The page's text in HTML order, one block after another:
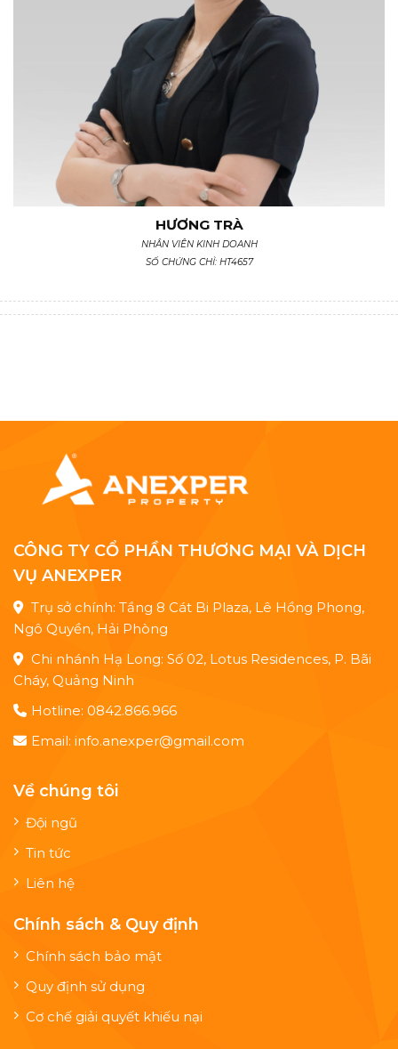
HƯƠNG TRÀ
NHÂN VIÊN KINH DOANH
SỐ CHỨNG CHỈ: HT4657
CÔNG TY CỔ PHẦN THƯƠNG MẠI VÀ DỊCH
VỤ ANEXPER
Trụ sở chính: Tầng 8 Cát Bi Plaza, Lê Hồng Phong,
Ngô Quyền, Hải Phòng
Chi nhánh Hạ Long: Số 02, Lotus Residences, P. Bãi
Cháy, Quảng Ninh
Hotline: 0842.866.966
Email: info.anexper@gmail.com
Về chúng tôi
Đội ngũ
Tin tức
Liên hệ
Chính sách & Quy định
Chính sách bảo mật
Quy định sử dụng
Cơ chế giải quyết khiếu nại